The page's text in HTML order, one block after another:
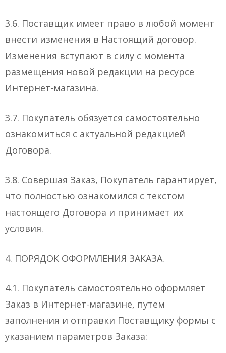
3.6. Поставщик имеет право в любой момент
внести изменения в Настоящий договор.
Изменения вступают в силу с момента
размещения новой редакции на ресурсе
Интернет-магазина.
3.7. Покупатель обязуется самостоятельно
ознакомиться с актуальной редакцией
Договора.
3.8. Совершая Заказ, Покупатель гарантирует,
что полностью ознакомился с текстом
настоящего Договора и принимает их
условия.
4. ПОРЯДОК ОФОРМЛЕНИЯ ЗАКАЗА.
4.1. Покупатель самостоятельно оформляет
Заказ в Интернет-магазине, путем
заполнения и отправки Поставщику формы с
указанием параметров Заказа: